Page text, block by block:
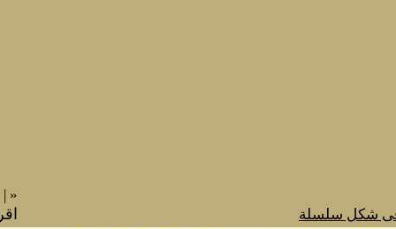
اقرا احدث مداخلة فى هذا الموضوع